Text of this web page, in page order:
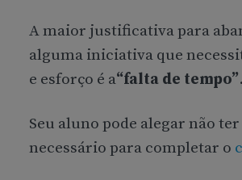
A maior justificativa para
alguma iniciativa que
e esforço é a“falta de tempo”.
Seu aluno pode alegar não
necessário para completar o